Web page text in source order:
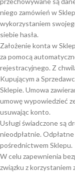
niego zamówień w
wykorzystaniem
siebie hasła.
Założenie konta w
za pomocą
rejestracyjnego. Z
Kupującym a
Sklepie. Umowa
umowę wypowiedzieć
usuwając konto.
Usługi świadczone są
nieodpłatnie.
pośrednictwem Sklepu.
W celu zapewnienia
związku z korzystaniem